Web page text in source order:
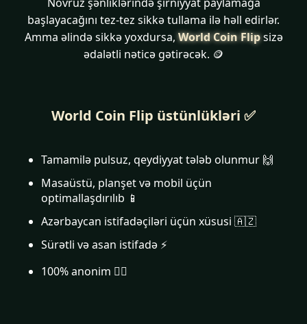
başlayacağını tez-tez sikkə tullama ilə həll edirlər.
Amma əlində sikkə yoxdursa,World Coin Flipsizə
ədalətli nəticə gətirəcək. 🪙
World Coin Flip üstünlükləri ✅
Tamamilə pulsuz, qeydiyyat tələb olunmur 🙌
Masaüstü, planşet və mobil üçün
optimallaşdırılıb 📱
Azərbaycan istifadəçiləri üçün xüsusi 🇦🇿
Sürətli və asan istifadə ⚡
100% anonim 🕵️‍♂️